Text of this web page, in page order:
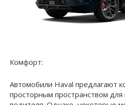
Комфорт:
Автомобили Haval предлагают
просторным пространством для